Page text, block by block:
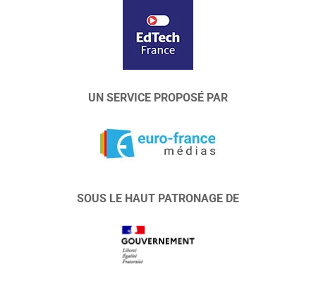
UN SERVICE PROPOSÉ PAR
SOUS LE HAUT PATRONAGE DE